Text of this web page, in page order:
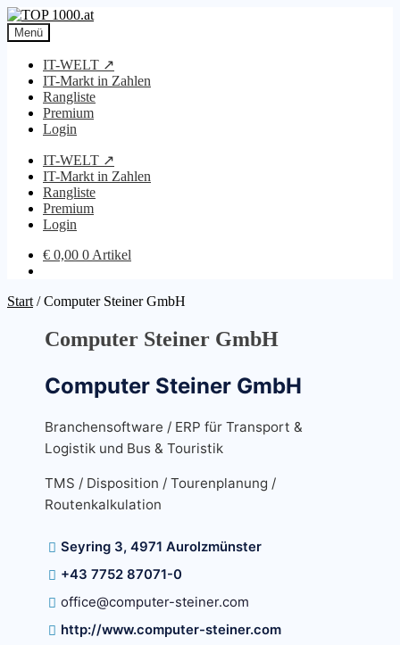
Zur
Navigation
springen
Zum
Inhalt
springen
Menü
IT-WELT ↗
IT-Markt in Zahlen
Rangliste
Premium
Login
IT-WELT ↗
IT-Markt in Zahlen
Rangliste
Premium
Login
€ 0,00 0 Artikel
Start /Computer Steiner GmbH
Computer Steiner GmbH
Computer Steiner GmbH
Branchensoftware / ERP für Transport &
Logistik und Bus & Touristik
TMS / Disposition / Tourenplanung /
Routenkalkulation
Seyring 3, 4971 Aurolzmünster
+43 7752 87071-0
office@computer-steiner.com
http://www.computer-steiner.com